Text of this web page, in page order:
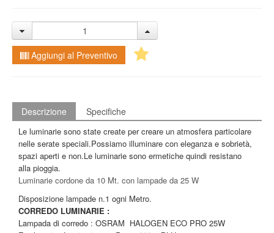
Aggiungi al Preventivo
Descrizione Specifiche
Le luminarie sono state create per creare un atmosfera particolare
nelle serate speciali.Possiamo illuminare con eleganza e sobrietà,
spazi aperti e non.Le luminarie sono ermetiche quindi resistano
alla pioggia.
Luminarie cordone da 10 Mt. con lampade da 25 W
Disposizione lampade n.1 ogni Metro.
CORREDO LUMINARIE :
Lampada di corredo : OSRAM HALOGEN ECO PRO 25W